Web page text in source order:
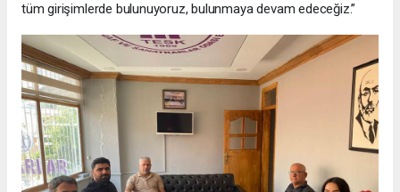
tüm girişimlerde bulunuyoruz, bulunmaya devam edeceğiz.”